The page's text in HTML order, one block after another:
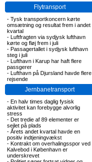
Flytransport
- Tysk transportkoncern kørte
omsætning og resultat frem i andet
kvartal
- Luftfragten via sydjysk lufthavn
kørte og fløj frem i juli
- Passagertallet i sydjysk lufthavn
steg i juli
- Lufthavn i Karup har haft flere
passgerer
- Lufthavn på Djursland havde flere
rejsende
Jernbanetransport
- En halv times daglig fysisk
aktivitet kan forebygge alvorlig
stress
- Det tredie af 89 elementer er
sejlet på plads
- Årets andet kvartal havde en
positiv indtjeningvækst
- Kontrakt om overhalingsspor ved
Kalvebod i København er
underskrevet